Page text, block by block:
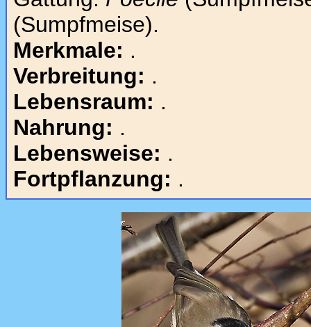
(Sumpfmeise).
Merkmale: .
Verbreitung: .
Lebensraum: .
Nahrung: .
Lebensweise: .
Fortpflanzung: .